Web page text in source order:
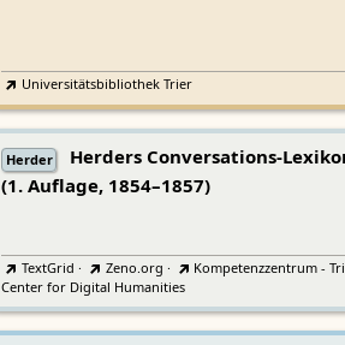
Universitätsbibliothek Trier
Herder
Herders Conversations-
(1. Auflage, 1854–1857)
TextGrid · Zeno.org ·
Kompetenzzentrum -
Center for Digital Humanities